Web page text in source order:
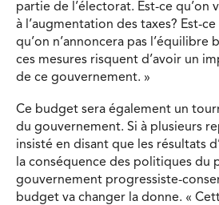
partie de l’électorat. Est-ce qu’on
à l’augmentation des taxes? Est-
qu’on n’annoncera pas l’équilibre
ces mesures risquent d’avoir un
de ce gouvernement. »
Ce budget sera également un
du gouvernement. Si à plusieurs
insisté en disant que les résultats
la conséquence des politiques du
gouvernement progressiste-
budget va changer la donne. «